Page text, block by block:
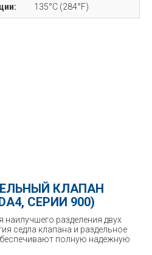
135°C (284°F)
КЛАПАН
СЕРИИ 900)
наилучшего разделения двух
седла клапана и раздельное
полную надежную